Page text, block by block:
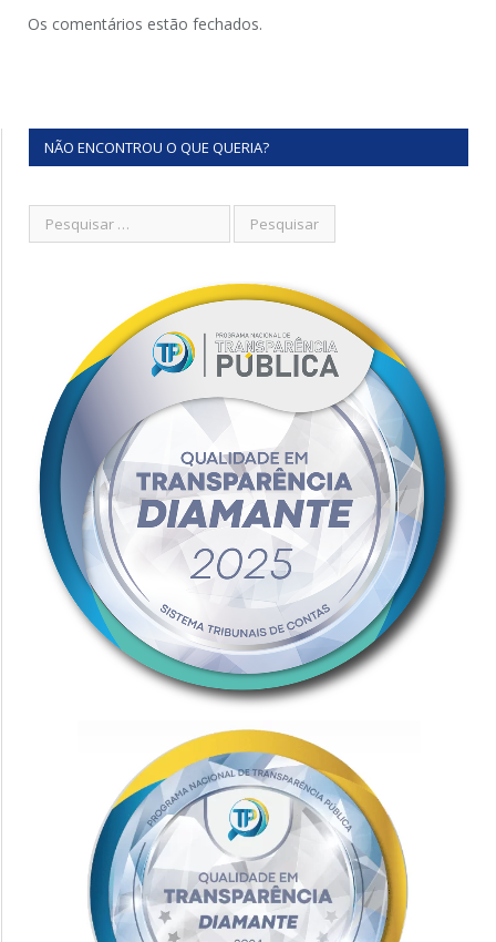
Os comentários estão fechados.
NÃO ENCONTROU O QUE QUERIA?